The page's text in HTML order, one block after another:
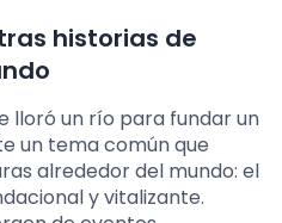
historias de
lloró un río para fundar un
un tema común que
alrededor del mundo: el
y vitalizante.